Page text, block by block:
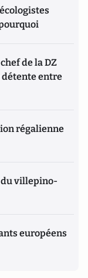
de la DZ
détente entre
régalienne
du villepino-
européens